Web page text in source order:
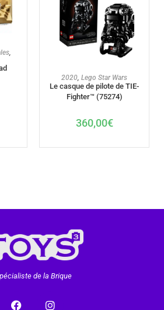
,
2020 Lego Star Wars
Le casque de pilote de TIE-
Fighter™ (75274)
360,00€
de la Brique